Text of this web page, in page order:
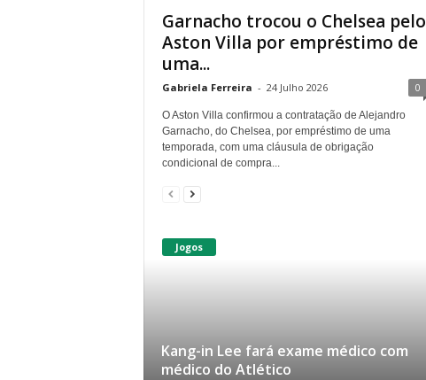
Garnacho trocou o Chelsea pelo
Aston Villa por empréstimo de
uma...
Gabriela Ferreira - 24 Julho 2026 0
O Aston Villa confirmou a contratação de Alejandro
Garnacho, do Chelsea, por empréstimo de uma
temporada, com uma cláusula de obrigação
condicional de compra...
Jogos
Kang-in Lee fará exame médico com
médico do Atlético